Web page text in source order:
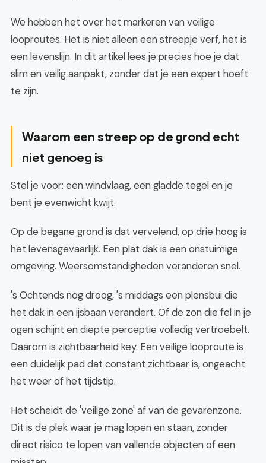
We hebben het over het markeren van veilige
looproutes. Het is niet alleen een streepje verf, het is
een levenslijn. In dit artikel lees je precies hoe je dat
slim en veilig aanpakt, zonder dat je een expert hoeft
te zijn.
Waarom een streep op de grond echt
niet genoeg is
Stel je voor: een windvlaag, een gladde tegel en je
bent je evenwicht kwijt.
Op de begane grond is dat vervelend, op drie hoog is
het levensgevaarlijk. Een plat dak is een onstuimige
omgeving. Weersomstandigheden veranderen snel.
's Ochtends nog droog, 's middags een plensbui die
het dak in een ijsbaan verandert. Of de zon die fel in je
ogen schijnt en diepte perceptie volledig vertroebelt.
Daarom is zichtbaarheid key. Een veilige looproute is
een duidelijk pad dat constant zichtbaar is, ongeacht
het weer of het tijdstip.
Het scheidt de 'veilige zone' af van de gevarenzone.
Dit is de plek waar je mag lopen en staan, zonder
direct risico te lopen van vallende objecten of een